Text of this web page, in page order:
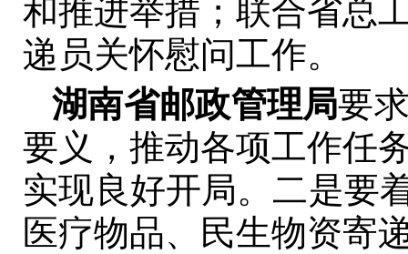
和推进举措；联合省总
递员关怀慰问工作。
湖南省邮政管理局要
要义，推动各项工作任
实现良好开局。二是要
医疗物品、民生物资寄